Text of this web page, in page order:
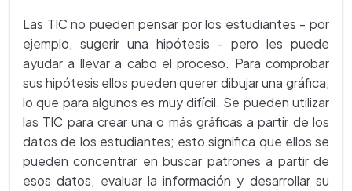
Las TIC no pueden pensar por los estudiantes - por
ejemplo, sugerir una hipótesis - pero les puede
ayudar a llevar a cabo el proceso. Para comprobar
sus hipótesis ellos pueden querer dibujar una gráfica,
lo que para algunos es muy difícil. Se pueden utilizar
las TIC para crear una o más gráficas a partir de los
datos de los estudiantes; esto significa que ellos se
pueden concentrar en buscar patrones a partir de
esos datos, evaluar la información y desarrollar su